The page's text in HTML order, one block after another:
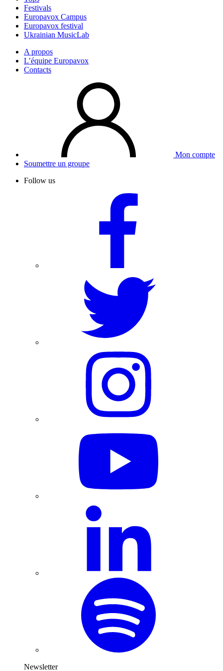
Festivals
Europavox Campus
Europavox festival
Ukrainian MusicLab
A propos
L’équipe Europavox
Contacts
Mon compte
Soumettre un groupe
Follow us
Newsletter